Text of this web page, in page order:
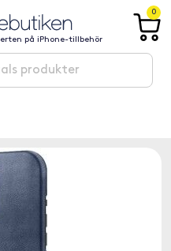
på iPhone-tillbehör
0